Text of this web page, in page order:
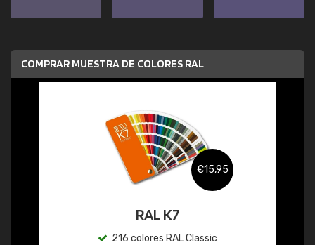
COMPRAR MUESTRA DE COLORES RAL
€15,95
RAL K7
216 colores RAL Classic